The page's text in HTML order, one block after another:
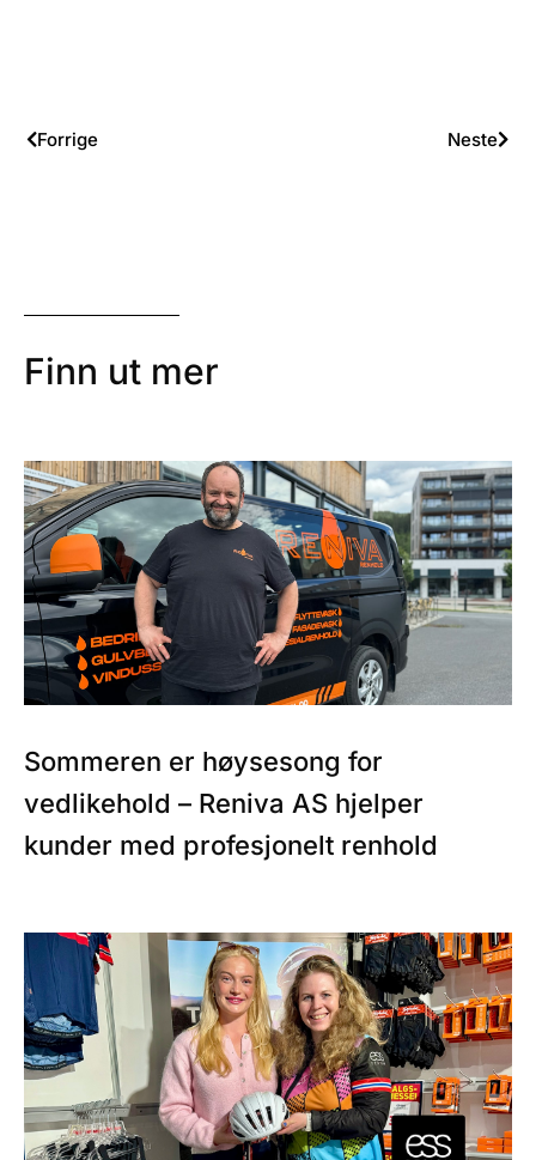
Forrige Neste
Finn ut mer
Sommeren er høysesong for
vedlikehold – Reniva AS hjelper
kunder med profesjonelt renhold